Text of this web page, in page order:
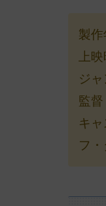
製
上
ジ
監
キ
フ